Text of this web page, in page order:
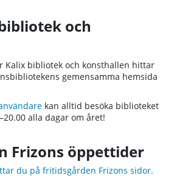
och
Kalix bibliotek och konsthallen hittar
gemensamma hemsida
kan alltid besöka biblioteket
alla dagar om året!
Frizons öppettider
du på fritidsgården Frizons sidor.